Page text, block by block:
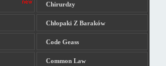
Chirurdzy
Chłopaki Z Baraków
Code Geass
Common Law